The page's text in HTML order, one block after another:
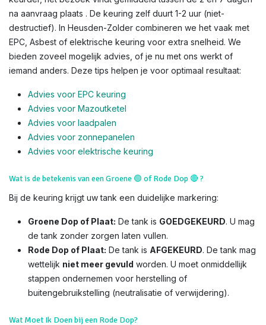
na aanvraag plaats . De keuring zelf duurt 1-2 uur (niet-
destructief). In Heusden-Zolder combineren we het vaak met
EPC, Asbest of elektrische keuring voor extra snelheid. We
bieden zoveel mogelijk advies, of je nu met ons werkt of
iemand anders. Deze tips helpen je voor optimaal resultaat:
Advies voor EPC keuring
Advies voor Mazoutketel
Advies voor laadpalen
Advies voor zonnepanelen
Advies voor elektrische keuring
Wat is de betekenis van een Groene 🟢 of Rode Dop🔴?
Bij de keuring krijgt uw tank een duidelijke markering:
Groene Dop of Plaat: De tank is GOEDGEKEURD. U mag
de tank zonder zorgen laten vullen.
Rode Dop of Plaat: De tank is AFGEKEURD. De tank mag
wettelijk niet meer gevuld worden. U moet onmiddellijk
stappen ondernemen voor herstelling of
buitengebruikstelling (neutralisatie of verwijdering).
Wat Moet Ik Doen bij een Rode Dop?